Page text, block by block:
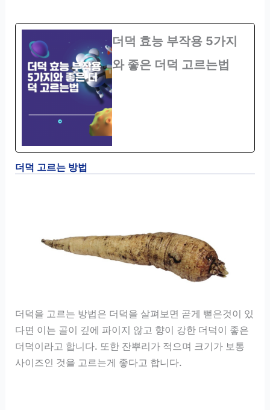
더덕 효능 부작용 5가지
와 좋은 더덕 고르는법
더덕 고르는 방법
더덕을 고르는 방법은 더덕을 살펴보면 곧게 뻗은것이 있
다면 이는 골이 깊에 파이지 않고 향이 강한 더덕이 좋은
더덕이라고 합니다. 또한 잔뿌리가 적으며 크기가 보통
사이즈인 것을 고르는게 좋다고 합니다.